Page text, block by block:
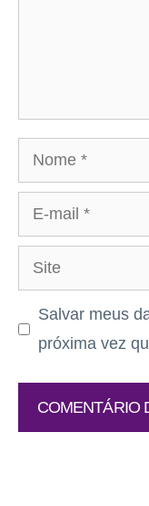
Nome
mail
Site
Salvar meus
próxima vez